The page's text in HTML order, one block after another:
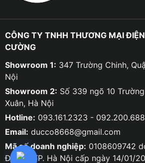
CÔNG TY TNHH THƯƠNG MẠI
CƯỜNG
Showroom 1: 347 Trường Chinh,
Nội
Showroom 2: Số 339 ngõ 10
Xuân, Hà Nội
Hotline: 093.161.2323 -
Email: ducco8668@gmail.com
Mã số doanh nghiệp: 0108609742
Đầu tư TP. Hà Nội cấp ngày 14/01/